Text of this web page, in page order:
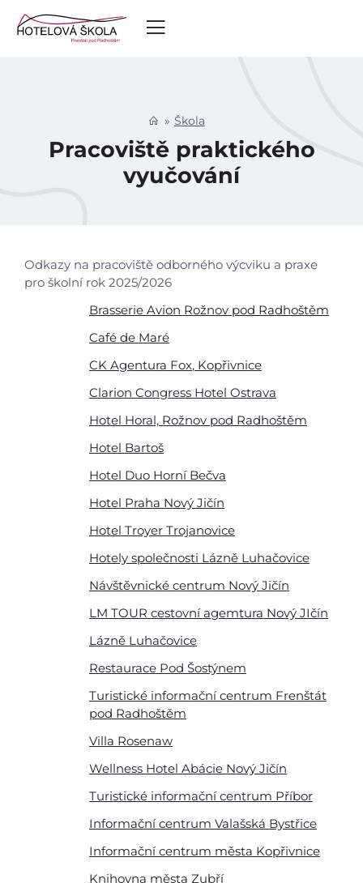
Úvod
Aktuálně
Škola
Informace o škole
Dokumenty školy
Domov mládeže
Pracoviště praktického vyučování
Historie školy
Školní poradenské pracoviště
Školská rada
Školní časopis
Školní jídelna
Tiskové zprávy
Veřejné zakázky
Výběrová řízení
Škola
Pracoviště praktického
vyučování
Odkazy na pracoviště odborného výcviku a praxe
pro školní rok 2025/2026
Brasserie Avion Rožnov pod Radhoštěm
Café de Maré
CK Agentura Fox, Kopřivnice
Clarion Congress Hotel Ostrava
Hotel Horal, Rožnov pod Radhoštěm
Hotel Bartoš
Hotel Duo Horní Bečva
Hotel Praha Nový Jičín
Hotel Troyer Trojanovice
Hotely společnosti Lázně Luhačovice
Návštěvnické centrum Nový Jičín
LM TOUR cestovní agemtura Nový JIčín
Lázně Luhačovice
Restaurace Pod Šostýnem
Turistické informační centrum Frenštát
pod Radhoštěm
Villa Rosenaw
Wellness Hotel Abácie Nový Jičín
Turistické informační centrum Příbor
Informační centrum Valašská Bystřice
Informační centrum města Kopřivnice
Knihovna města Zubří